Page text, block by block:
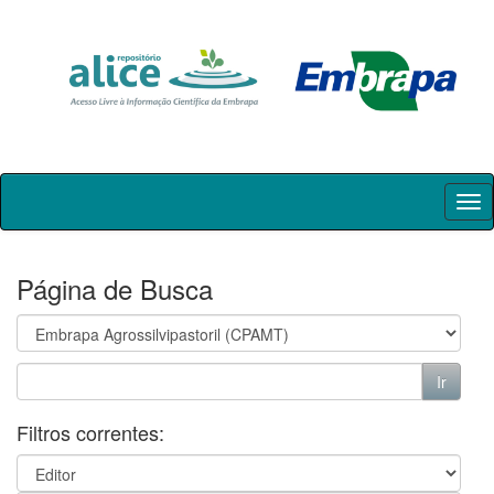
Skip
Página de Busca
Filtros correntes: